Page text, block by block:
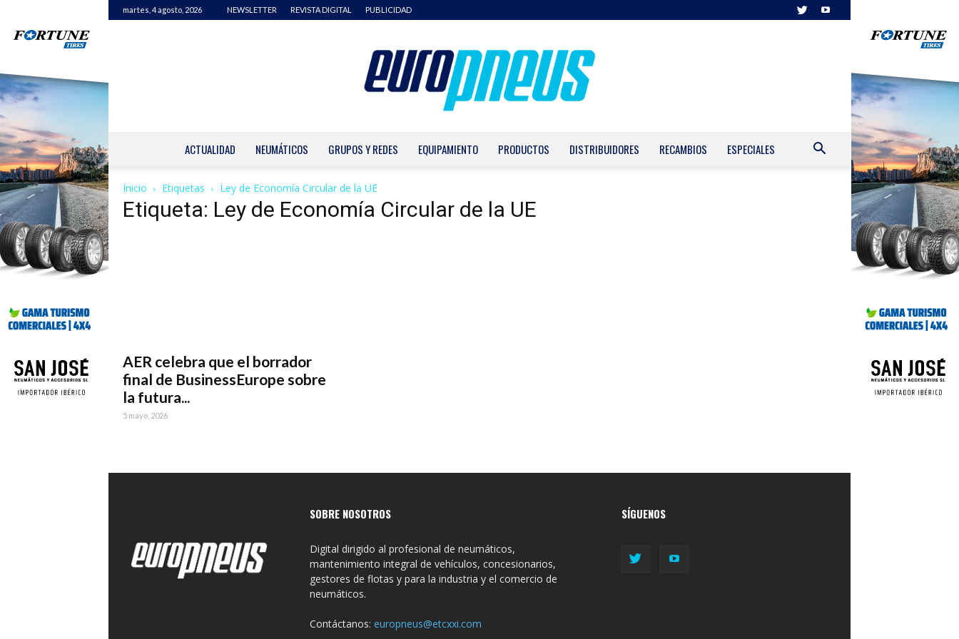
martes, 4 agosto, 2026 NEWSLETTER REVISTA DIGITAL PUBLICIDAD
ACTUALIDAD NEUMÁTICOS GRUPOS Y REDES EQUIPAMIENTO PRODUCTOS DISTRIBUIDORES RECAMBIOS ESPECIALES
Inicio Etiquetas Ley de Economía Circular de la UE
Etiqueta: Ley de Economía Circular de la UE
AER celebra que el borrador
final de BusinessEurope sobre
la futura...
5 mayo, 2026
SOBRE NOSOTROS
Digital dirigido al profesional de neumáticos,
mantenimiento integral de vehículos, concesionarios,
gestores de flotas y para la industria y el comercio de
neumáticos.
Contáctanos: europneus@etcxxi.com
SÍGUENOS